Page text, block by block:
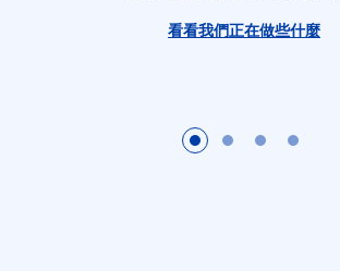
看看我們正在做些什麼